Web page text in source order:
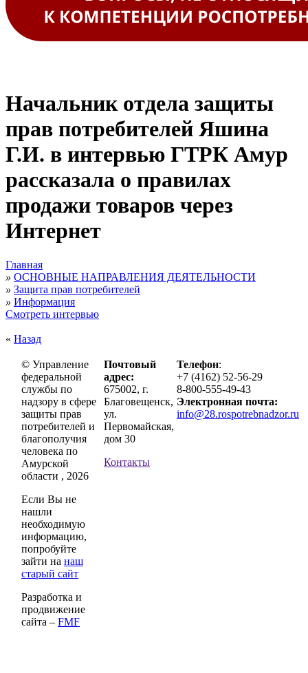
Начальник отдела защиты
прав потребителей Яшина
Г.И. в интервью ГТРК Амур
рассказала о правилах
продажи товаров через
Интернет
Главная
» ОСНОВНЫЕ НАПРАВЛЕНИЯ ДЕЯТЕЛЬНОСТИ
» Защита прав потребителей
» Информация
Смотреть интервью
« Назад
© Управление
федеральной
службы по
надзору в сфере
защиты прав
потребителей и
благополучия
человека по
Амурской
области , 2026
Если Вы не
нашли
необходимую
информацию,
попробуйте
зайти на наш
старый сайт
Разработка и
продвижение
сайта – FMF
Почтовый
адрес:
675002, г.
Благовещенск,
ул.
Первомайская,
дом 30
Контакты
Телефон:
+7 (4162) 52-56-29
8-800-555-49-43
Электронная почта:
info@28.rospotrebnadzor.ru